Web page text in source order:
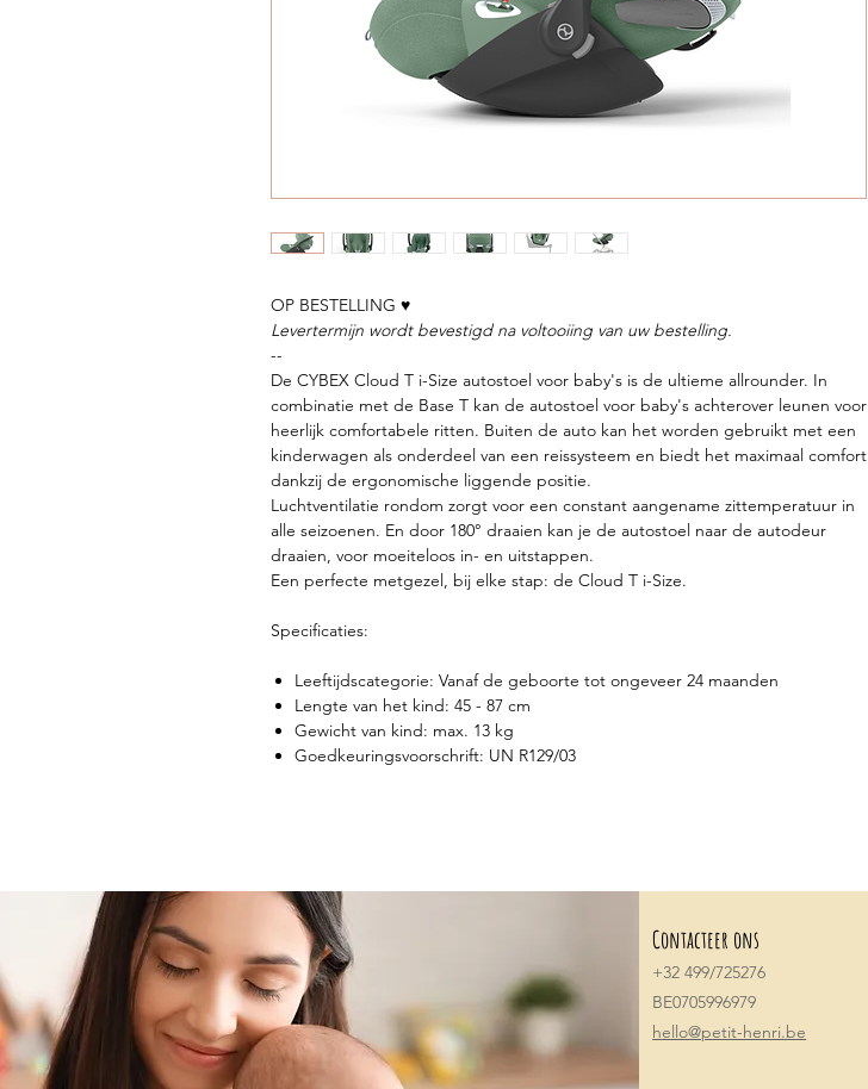
OP BESTELLING ♥
Levertermijn wordt bevestigd na voltooiing van uw bestelling.
--
De CYBEX Cloud T i-Size autostoel voor baby's is de ultieme allrounder. In
combinatie met de Base T kan de autostoel voor baby's achterover leunen voor
heerlijk comfortabele ritten. Buiten de auto kan het worden gebruikt met een
kinderwagen als onderdeel van een reissysteem en biedt het maximaal comfort
dankzij de ergonomische liggende positie.
Luchtventilatie rondom zorgt voor een constant aangename zittemperatuur in
alle seizoenen. En door 180° draaien kan je de autostoel naar de autodeur
draaien, voor moeiteloos in- en uitstappen.
Een perfecte metgezel, bij elke stap: de Cloud T i-Size.
Specificaties:
Leeftijdscategorie: Vanaf de geboorte tot ongeveer 24 maanden
Lengte van het kind: 45 - 87 cm
Gewicht van kind: max. 13 kg
Goedkeuringsvoorschrift: UN R129/03
Contacteer ons
+32 499/725276
BE0705996979
hello@petit-henri.be